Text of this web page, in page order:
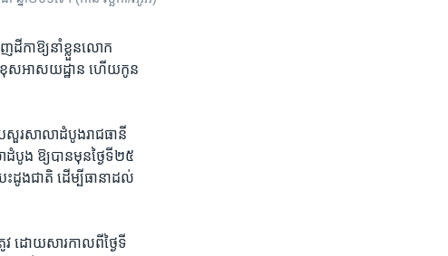
ញ​ដីកា​ឱ្យ​នាំ​ខ្លួន​លោក​
ខុស​អាសយដ្ឋាន​ ហើយ​កូន​
សួរ​សាលាដំបូង​រាជធានី​
ដំបូង​ ឱ្យ​បាន​មុន​ថ្ងៃ​ទី​២៥​
ះដូង​ជាតិ​ ដើម្បី​ធានា​ដល់​
វ ​ដោយសារ​កាលពី​ថ្ងៃ​ទី​